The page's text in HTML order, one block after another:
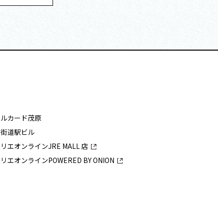
カード茂原
道駅ビル
エオンラインJRE MALL 店​​
エオンラインPOWERED BY ONION​